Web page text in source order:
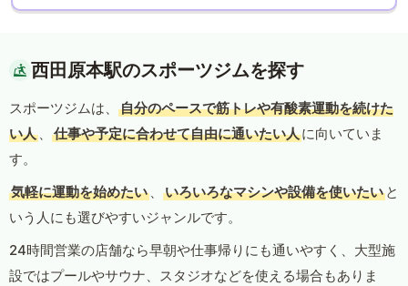
西田原本駅のスポーツジムを探す
スポーツジムは、
自分のペースで筋トレや有酸素運動を続けた
い人 、 仕事や予定に合わせて自由に通いたい人に向いていま
す。
気軽に運動を始めたい 、 いろいろなマシンや設備を使いたい と
いう人にも選びやすいジャンルです。
24時間営業の店舗なら早朝や仕事帰りにも通いやすく、大型施
設ではプールやサウナ、スタジオなどを使える場合もありま